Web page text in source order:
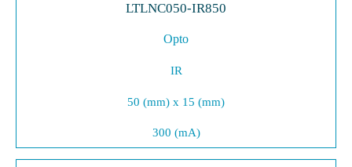
LTLNC050-IR850
Opto
IR
50 (mm) x 15 (mm)
300 (mA)